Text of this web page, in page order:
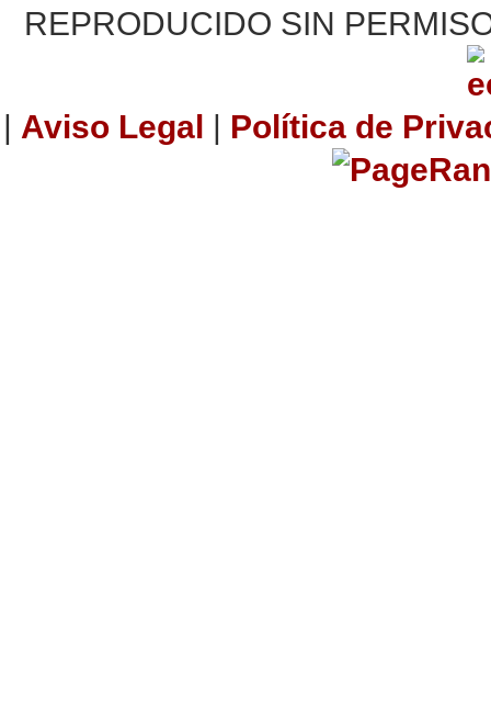
REPRODUCIDO SIN
| Aviso Legal | Política de